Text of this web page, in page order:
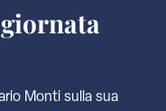
Monti sulla sua